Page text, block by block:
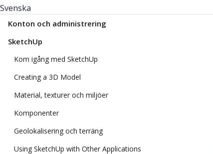
Svenska
Konton och administrering
SketchUp
Kom igång med SketchUp
Creating a 3D Model
Material, texturer och miljöer
Komponenter
Geolokalisering och terräng
Using SketchUp with Other Applications